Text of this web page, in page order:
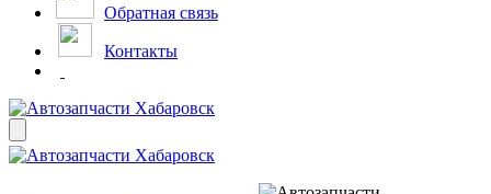
Обратная связь
Контакты